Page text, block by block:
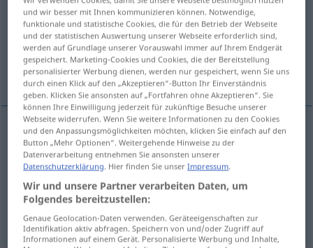
Übersicht aller Übersetzungen
(Für mehr Details die Übersetzung anklicken/antippen)
уютный, приятный, добродушный
уютный, -ен,приятный, -ен gemütlich
приятный
добродушный , -ен gemütlich Person
und wir besser mit Ihnen kommunizieren können. Notwendige,
funktionale und statistische Cookies, die für den Betrieb der Webseite
und der statistischen Auswertung unserer Webseite erforderlich sind,
werden auf Grundlage unserer Vorauswahl immer auf Ihrem Endgerät
gespeichert. Marketing-Cookies und Cookies, die der Bereitstellung
personalisierter Werbung dienen, werden nur gespeichert, wenn Sie uns
durch einen Klick auf den „Akzeptieren“-Button Ihr Einverständnis
geben. Klicken Sie ansonsten auf „Fortfahren ohne Akzeptieren“. Sie
können Ihre Einwilligung jederzeit für zukünftige Besuche unserer
Webseite widerrufen. Wenn Sie weitere Informationen zu den Cookies
und den Anpassungsmöglichkeiten möchten, klicken Sie einfach auf den
Button „Mehr Optionen“. Weitergehende Hinweise zu der
Datenverarbeitung entnehmen Sie ansonsten unserer
Datenschutzerklärung. Hier finden Sie unserImpressum.
Wir und unsere Partner verarbeiten Daten, um
Folgendes bereitzustellen:
Genaue Geolocation-Daten verwenden. Geräteeigenschaften zur
Identifikation aktiv abfragen. Speichern von und/oder Zugriff auf
Informationen auf einem Gerät. Personalisierte Werbung und Inhalte,